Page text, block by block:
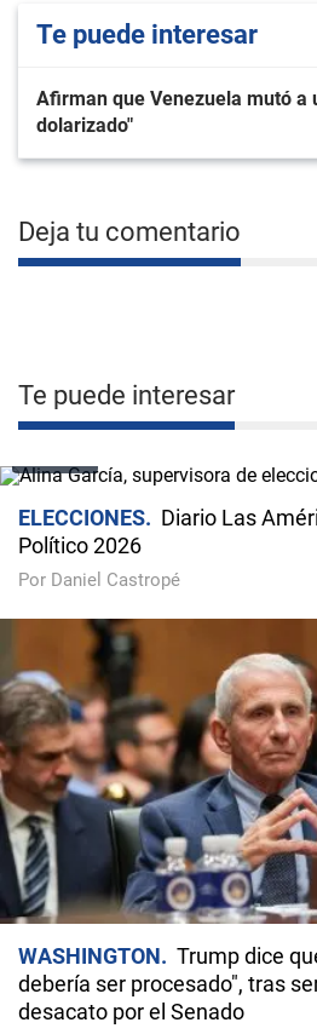
Te puede interesar
Afirman que Venezuela mutó a
dolarizado"
Deja tu comentario
Te puede interesar
ELECCIONES
Diario Las
Político 2026
Por Daniel Castropé
WASHINGTON
Trump dice
debería ser procesado", tras
desacato por el Senado